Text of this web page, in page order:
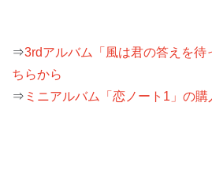
⇒3rdアルバム「風は君の答えを待
ちらから
⇒ ミニアルバム「恋ノート1」の